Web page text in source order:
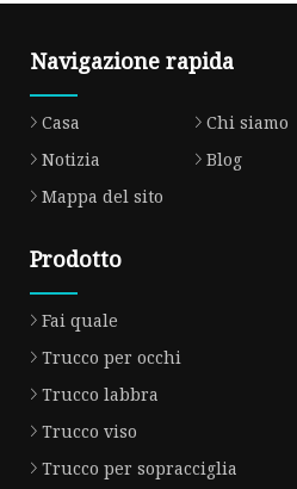
Navigazione rapida
Casa Chi siamo
Notizia
Blog
Mappa del sito
Prodotto
Fai quale
Trucco per occhi
Trucco labbra
Trucco viso
Trucco per sopracciglia